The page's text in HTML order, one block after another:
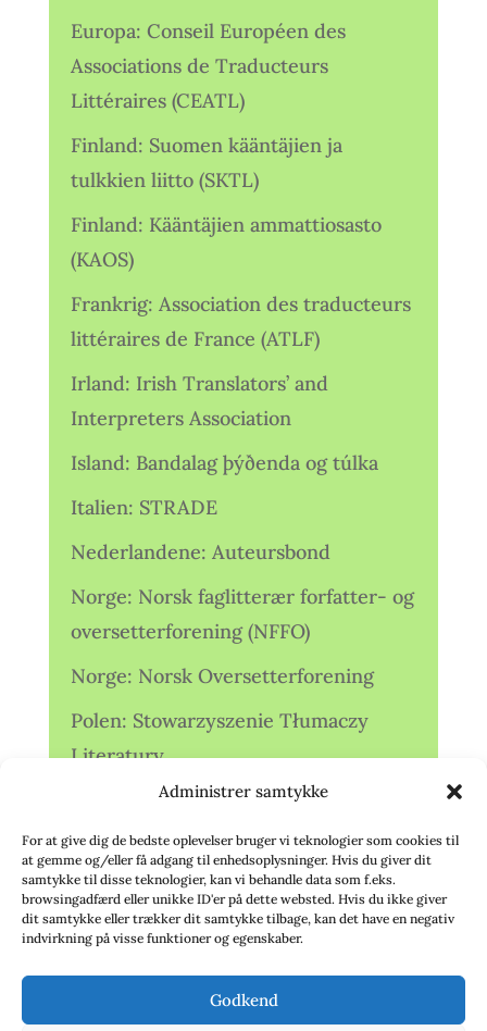
Administrer samtykke
For at give dig de bedste oplevelser bruger vi teknologier som cookies til
at gemme og/eller få adgang til enhedsoplysninger. Hvis du giver dit
samtykke til disse teknologier, kan vi behandle data som f.eks.
browsingadfærd eller unikke ID'er på dette websted. Hvis du ikke giver
dit samtykke eller trækker dit samtykke tilbage, kan det have en negativ
indvirkning på visse funktioner og egenskaber.
Godkend
Europa: Conseil Européen des
Associations de Traducteurs
Littéraires (CEATL)
Finland: Suomen kääntäjien ja
tulkkien liitto (SKTL)
Finland: Kääntäjien ammattiosasto
(KAOS)
Frankrig: Association des traducteurs
littéraires de France (ATLF)
Irland: Irish Translators’ and
Interpreters Association
Island: Bandalag þýðenda og túlka
Italien: STRADE
Nederlandene: Auteursbond
Norge: Norsk faglitterær forfatter- og
oversetterforening (NFFO)
Norge: Norsk Oversetterforening
Polen: Stowarzyszenie Tłumaczy
Literatury
Storbritannien: Translators
Association (TA)
Sverige: Översättarsektionen (Ö.)
Sverige: Översättarcentrum (ÖC)
deutschsprachiger Übersetzer (VdÜ)